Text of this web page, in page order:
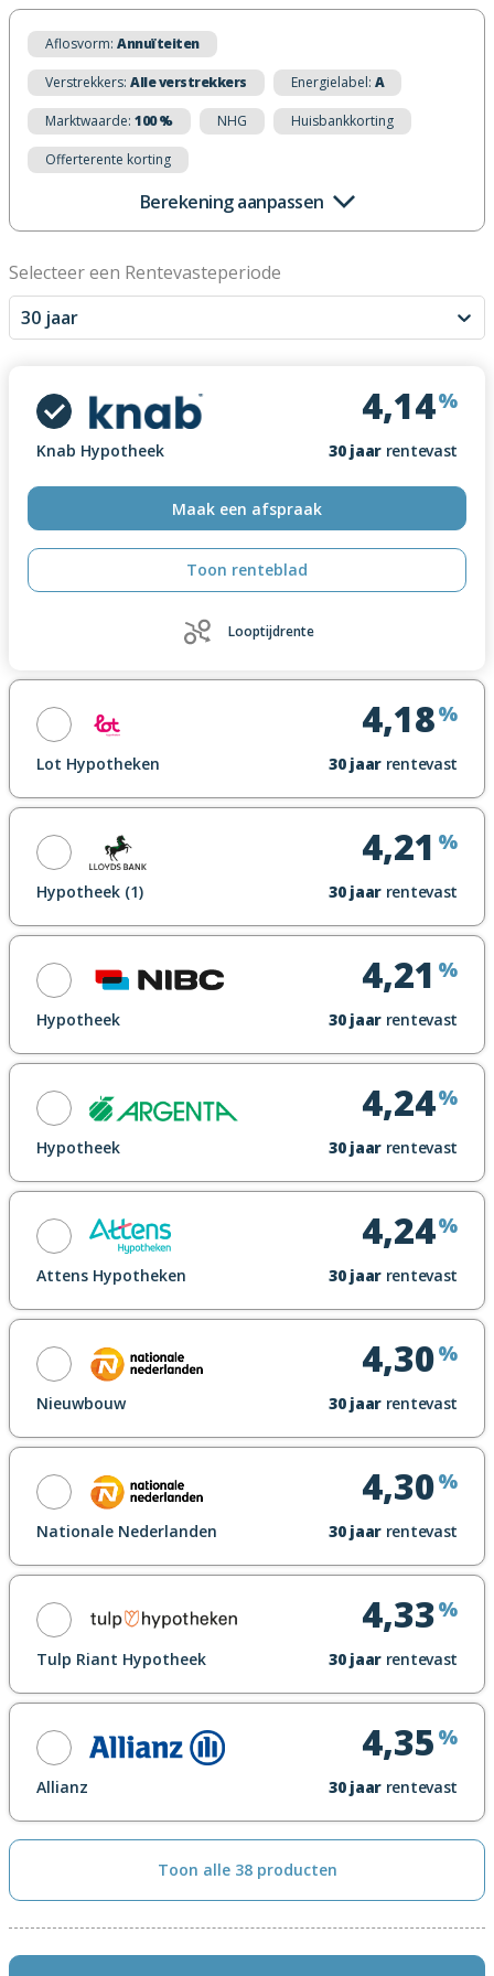
Aflosvorm: Annuïteiten
Verstrekkers: Alle verstrekkers Energielabel: A
Marktwaarde: 100 % NHG Huisbankkorting
Offerterente korting
Berekening aanpassen
Selecteer een Rentevasteperiode
30 jaar
Knab Hypotheek
4,14%
30jaar rentevast
Maak een afspraak
Toon renteblad
Looptijdrente
Lot Hypotheken
4,18%
30jaar rentevast
Hypotheek (1)
4,21 %
30jaar rentevast
Hypotheek
4,21 %
30jaar rentevast
Hypotheek
4,24%
30jaar rentevast
Attens Hypotheken
4,24%
30jaar rentevast
Nieuwbouw
4,30%
30jaar rentevast
Toon renteblad
Nationale Nederlanden
4,30%
30jaar rentevast
Toon renteblad
Tulp Riant Hypotheek
4,33%
30jaar rentevast
Looptijdrente
Allianz
4,35 %
30jaar rentevast
Maak een afspraak
Toon renteblad
Toon alle 38 producten